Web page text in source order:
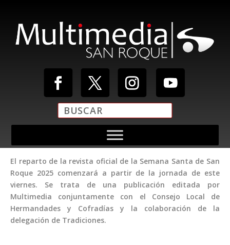
El reparto de la revista oficial de la Semana Santa de San
Roque 2025 comenzará a partir de la jornada de este
viernes. Se trata de una publicación editada por
Multimedia conjuntamente con el Consejo Local de
Hermandades y Cofradías y la colaboración de la
delegación de Tradiciones.